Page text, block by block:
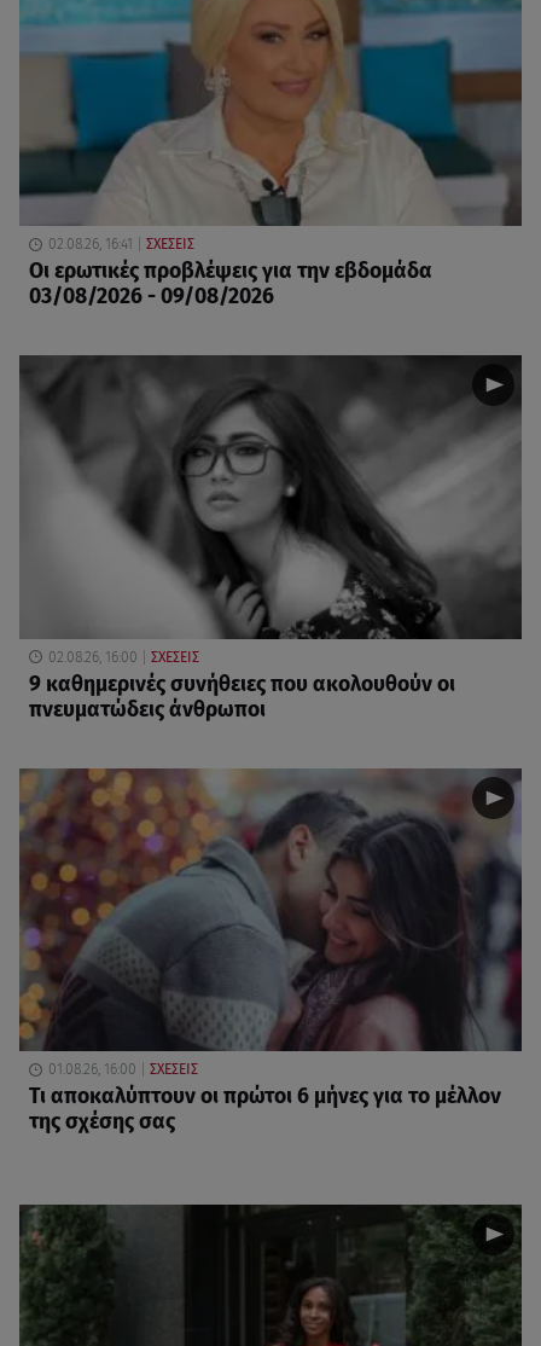
02.08.26, 16:41 ΣΧΕΣΕΙΣ
Οι ερωτικές προβλέψεις για την εβδομάδα
03/08/2026 - 09/08/2026
02.08.26, 16:00 ΣΧΕΣΕΙΣ
9 καθημερινές συνήθειες που ακολουθούν οι
πνευματώδεις άνθρωποι
01.08.26, 16:00 ΣΧΕΣΕΙΣ
Τι αποκαλύπτουν οι πρώτοι 6 μήνες για το μέλλον
της σχέσης σας